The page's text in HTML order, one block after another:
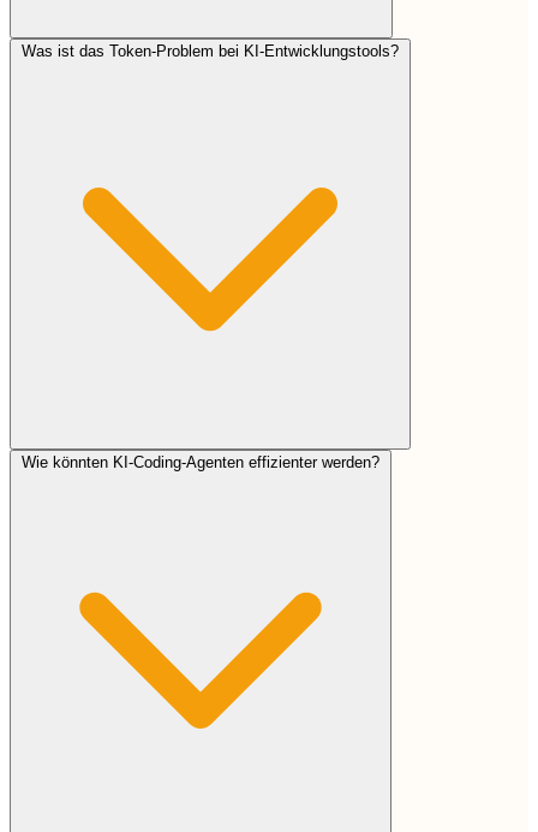
Was ist das Token-Problem bei KI-Entwicklungstools?
Wie könnten KI-Coding-Agenten effizienter werden?